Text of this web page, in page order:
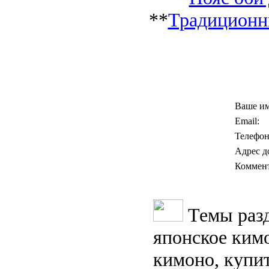
**
Ваше
Email:
Адрес
Темы
японское
кимоно,